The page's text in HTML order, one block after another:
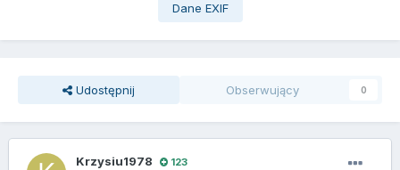
Dane EXIF
Udostępnij Obserwujący 0
Krzysiu1978 123